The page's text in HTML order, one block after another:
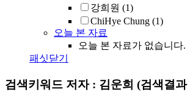
강희원 (1)
ChiHye Chung (1)
오늘 본 자료
오늘 본 자료가 없습니다.
패싯닫기
검색키워드 저자 : 김운희 (검색결과